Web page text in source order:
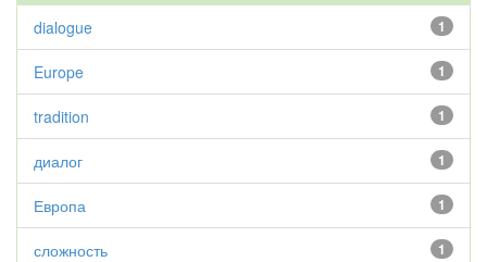
1
dialogue
1
Europe
1
tradition
1
диалог
1
Европа
1
сложность